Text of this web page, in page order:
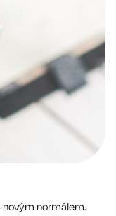
novým normálem.